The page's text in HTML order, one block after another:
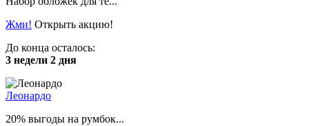
Жми! Открыть акцию!
До конца осталось:
3 недели 2 дня
Леонардо
20% выгоды на румбок...